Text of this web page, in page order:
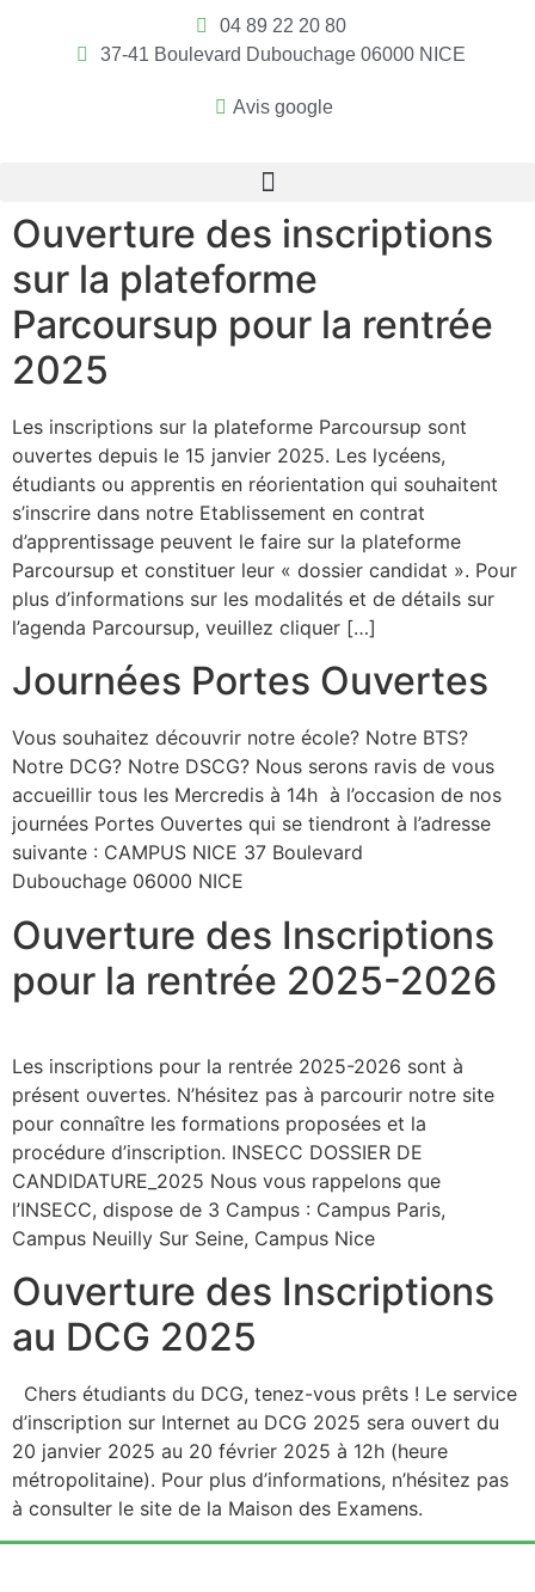
04 89 22 20 80
37-41 Boulevard Dubouchage 06000 NICE
Avis google
Ouverture des inscriptions
sur la plateforme
Parcoursup pour la rentrée
2025
Les inscriptions sur la plateforme Parcoursup sont
ouvertes depuis le 15 janvier 2025. Les lycéens,
étudiants ou apprentis en réorientation qui souhaitent
s’inscrire dans notre Etablissement en contrat
d’apprentissage peuvent le faire sur la plateforme
Parcoursup et constituer leur « dossier candidat ». Pour
plus d’informations sur les modalités et de détails sur
l’agenda Parcoursup, veuillez cliquer […]
Journées Portes Ouvertes
Vous souhaitez découvrir notre école? Notre BTS?
Notre DCG? Notre DSCG? Nous serons ravis de vous
accueillir tous les Mercredis à 14h à l’occasion de nos
journées Portes Ouvertes qui se tiendront à l’adresse
suivante : CAMPUS NICE 37 Boulevard
Dubouchage 06000 NICE
Ouverture des Inscriptions
pour la rentrée 2025-2026
Les inscriptions pour la rentrée 2025-2026 sont à
présent ouvertes. N’hésitez pas à parcourir notre site
pour connaître les formations proposées et la
procédure d’inscription. INSECC DOSSIER DE
CANDIDATURE_2025 Nous vous rappelons que
l’INSECC, dispose de 3 Campus : Campus Paris,
Campus Neuilly Sur Seine, Campus Nice
Ouverture des Inscriptions
au DCG 2025
Chers étudiants du DCG, tenez-vous prêts ! Le service
d’inscription sur Internet au DCG 2025 sera ouvert du
20 janvier 2025 au 20 février 2025 à 12h (heure
métropolitaine). Pour plus d’informations, n’hésitez pas
à consulter le site de la Maison des Examens.